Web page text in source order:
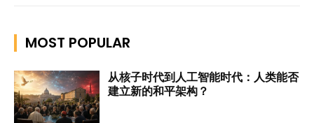
MOST POPULAR
从核子时代到人工智能时代：人类能否
建立新的和平架构？